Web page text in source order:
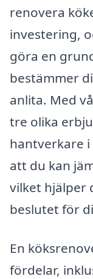
renovera
investering,
göra en
bestämmer
anlita. Med
tre olika
hantverkare
att du kan
vilket hjälper
beslutet för
En
fördelar,